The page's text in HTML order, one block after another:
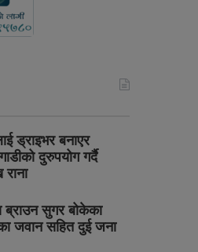
ड्राइभर बनाएर
दुरुपयोग गर्दै
ब्राउन सुगर बोकेका
जवान सहित दुई जना